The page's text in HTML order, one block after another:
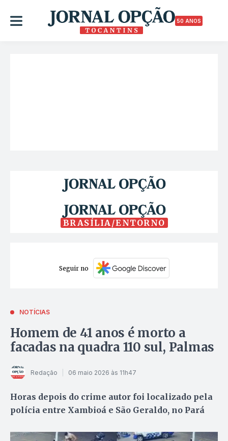
50 ANOS
BRASÍLIA/ENTORNO
Seguir no
NOTÍCIAS
Homem de 41 anos é morto a
facadas na quadra 110 sul, Palmas
Redação 06 maio 2026 às 11h47
Horas depois do crime autor foi localizado pela
polícia entre Xambioá e São Geraldo, no Pará